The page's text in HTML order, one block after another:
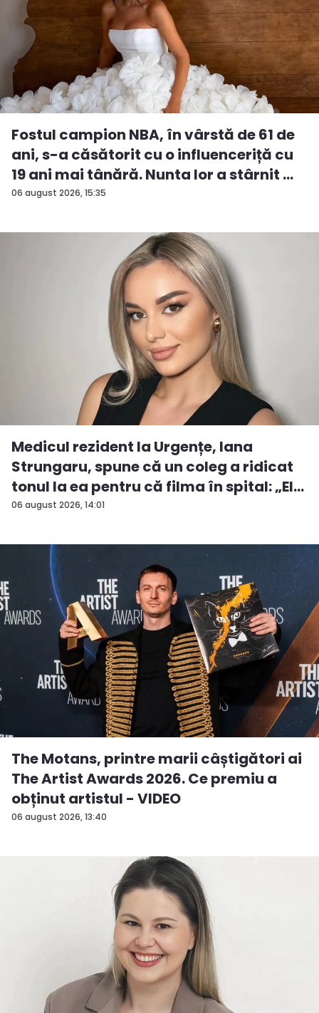
06 august 2026, 15:35
Fostul campion NBA, în vârstă de 61 de
ani, s-a căsătorit cu o influenceriță cu
19 ani mai tânără. Nunta lor a stârnit ...
06 august 2026, 14:01
Medicul rezident la Urgențe, Iana
Strungaru, spune că un coleg a ridicat
tonul la ea pentru că filma în spital: „El
a...
06 august 2026, 13:40
The Motans, printre marii câștigători ai
The Artist Awards 2026. Ce premiu a
obținut artistul - VIDEO